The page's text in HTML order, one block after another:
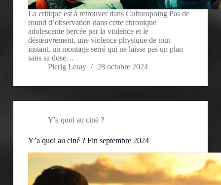
La critique est à retrouver dans Culturopoing Pas de
round d’observation dans cette chronique
adolescente bercée par la violence et le
désœuvrement, une violence physique de tout
instant, un montage serré qui ne laisse pas un plan
sans sa dose…
Pierig Leray
28 octobre 2024
Y'a quoi au ciné ?
Y’a quoi au ciné ? Fin septembre 2024